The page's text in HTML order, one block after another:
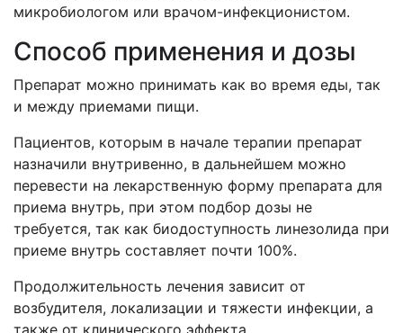
микробиологом или врачом-инфекционистом.
Способ применения и дозы
Препарат можно принимать как во время еды, так
и между приемами пищи.
Пациентов, которым в начале терапии препарат
назначили внутривенно, в дальнейшем можно
перевести на лекарственную форму препарата для
приема внутрь, при этом подбор дозы не
требуется, так как биодоступность линезолида при
приеме внутрь составляет почти 100%.
Продолжительность лечения зависит от
возбудителя, локализации и тяжести инфекции, а
также от клинического эффекта.